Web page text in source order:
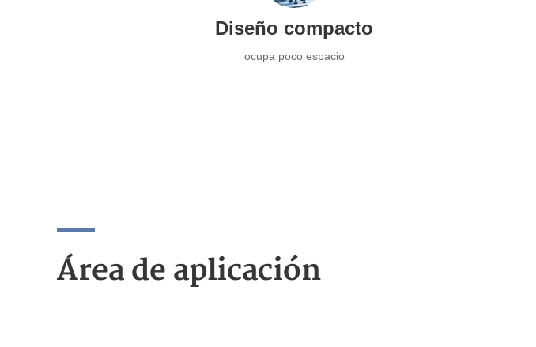
Diseño compacto
ocupa poco espacio
Área de aplicación